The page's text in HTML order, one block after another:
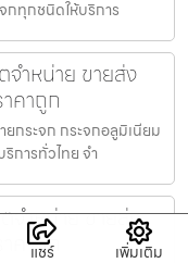
กทุกชนิดให้บริการ
จำหน่าย ขายส่ง
คาถูก
ยกระจก กระจกอลูมิเนียม
การทั่วไทย จำ
จำหน่าย ขายส่ง
คาถูก
แชร์ เพิ่มเติม